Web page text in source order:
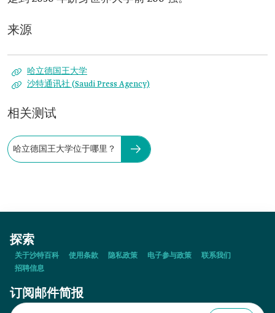
来源
哈立德国王大学
沙特通讯社 (Saudi Press Agency)
相关测试
哈立德国王大学位于哪里？
探索
关于沙特百科 使用条款 隐私政策 电子参与政策
联系我们
招聘信息
订阅邮件简报